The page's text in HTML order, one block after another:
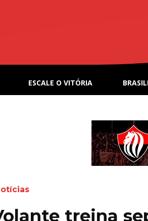
ESCALE O VITÓRIA
treina